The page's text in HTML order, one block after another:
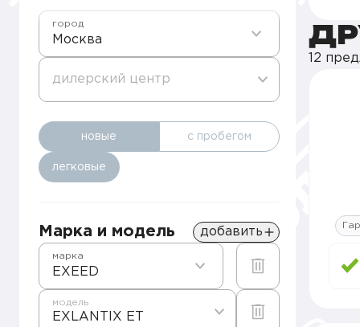
Москва
город
дилерский центр
новые с пробегом
легковые
Марка и модель добавить
EXEED
марка
EXLANTIX ET
модель
12